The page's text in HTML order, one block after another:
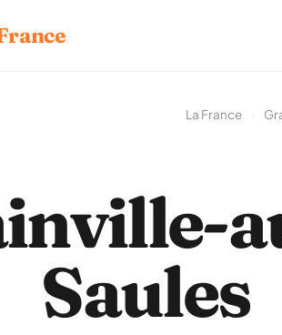
La France
Saules